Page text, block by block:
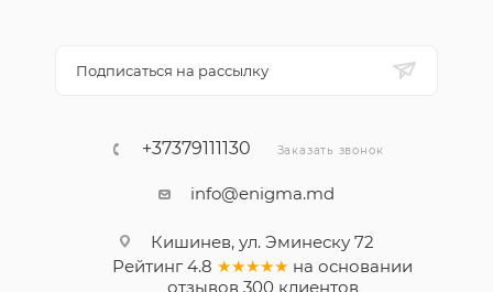
Подписаться на рассылку
+37379111130 Заказать звонок
info@enigma.md
Кишинев, ул. Эминеску 72
Рейтинг 4.8 ★★★★★ на основании
отзывов 300клиентов